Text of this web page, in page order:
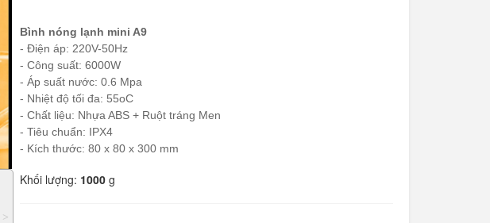
˃
Bình nóng lạnh mini A9
- Điện áp: 220V-50Hz
- Công suất: 6000W
- Áp suất nước: 0.6 Mpa
- Nhiệt độ tối đa: 55oC
- Chất liệu: Nhựa ABS + Ruột tráng Men
- Tiêu chuẩn: IPX4
- Kích thước: 80 x 80 x 300 mm
Khối lượng: 1000 g